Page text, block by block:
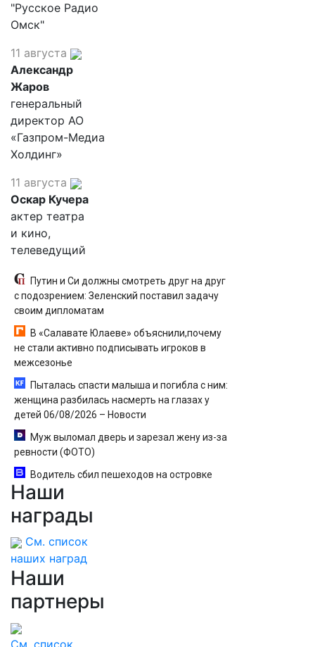
"Русское Радио
Омск"
11 августа
Александр
Жаров
генеральный
директор АО
«Газпром-Медиа
Холдинг»
11 августа
Оскар Кучера
актер театра
и кино,
телеведущий
Путин и Си должны смотреть друг на друг
с подозрением: Зеленский поставил задачу
своим дипломатам
В «Салавате Юлаеве» объяснили,почему
не стали активно подписывать игроков в
межсезонье
Пыталась спасти малыша и погибла с ним:
женщина разбилась насмерть на глазах у
детей 06/08/2026 – Новости
Муж выломал дверь и зарезал жену из-за
ревности (ФОТО)
Водитель сбил пешеходов на островке
безопасности в Омске, пострадали 8 человек -
Наши
награды
См. список
наших наград
Наши
партнеры
См. список